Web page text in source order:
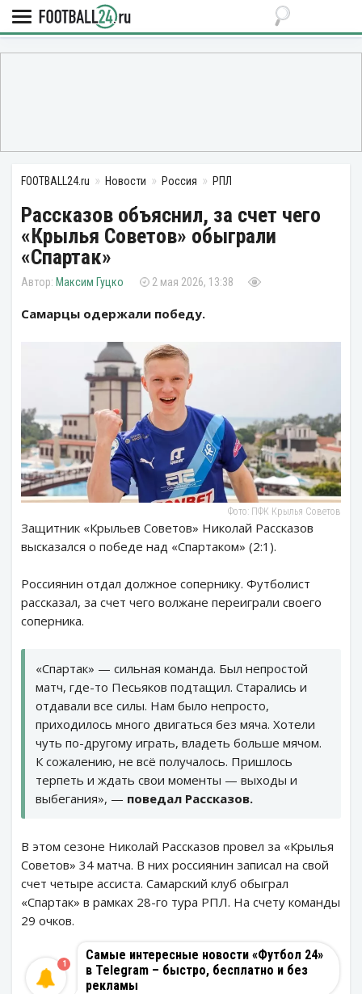
FOOTBALL24.ru Новости Россия РПЛ
Рассказов объяснил, за счет чего
«Крылья Советов» обыграли
«Спартак»
Максим Гуцко 2 мая 2026, 13:38
Самарцы одержали победу.
Фото: ПФК Крылья Советов
Защитник «Крыльев Советов» Николай Рассказов
высказался о победе над «Спартаком» (2:1).
Россиянин отдал должное сопернику. Футболист
рассказал, за счет чего волжане переиграли своего
соперника.
«Спартак» — сильная команда. Был непростой
матч, где-то Песьяков подтащил. Старались и
отдавали все силы. Нам было непросто,
приходилось много двигаться без мяча. Хотели
чуть по-другому играть, владеть больше мячом.
К сожалению, не всё получалось. Пришлось
терпеть и ждать свои моменты — выходы и
выбегания», — поведал Рассказов.
В этом сезоне Николай Рассказов провел за «Крылья
Советов» 34 матча. В них россиянин записал на свой
счет четыре ассиста. Самарский клуб обыграл
«Спартак» в рамках 28-го тура РПЛ. На счету команды
29 очков.
Самые интересные новости «Футбол 24»
в Telegram – быстро, бесплатно и без
рекламы
1